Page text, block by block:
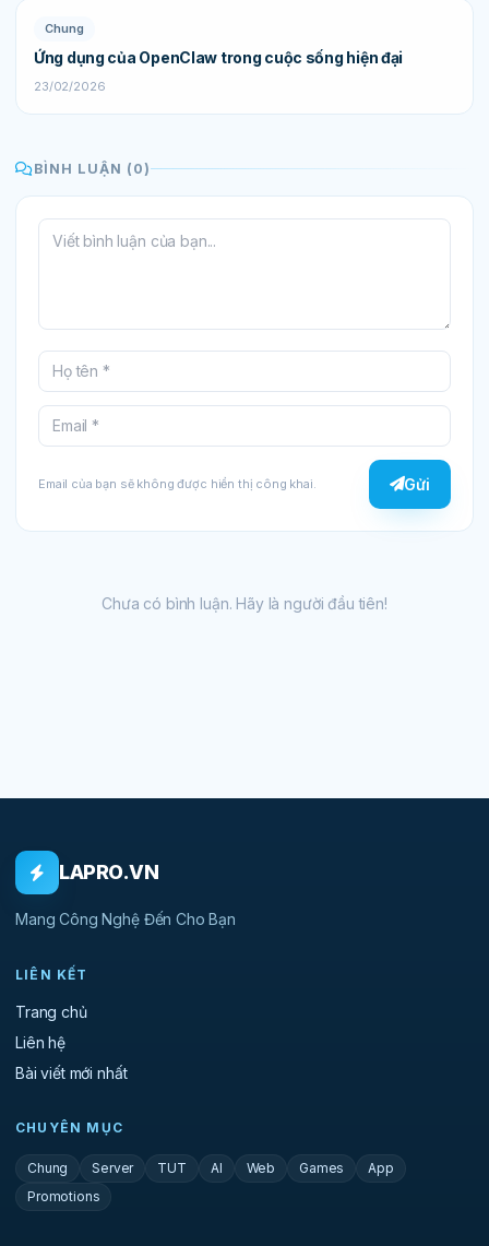
Chung
Ứng dụng của OpenClaw trong cuộc sống hiện đại
23/02/2026
BÌNH LUẬN (0)
Email của bạn sẽ không được hiển thị công khai. Gửi
Chưa có bình luận. Hãy là người đầu tiên!
LAPRO.VN
Mang Công Nghệ Đến Cho Bạn
LIÊN KẾT
Trang chủ
Liên hệ
Bài viết mới nhất
CHUYÊN MỤC
Chung Server TUT AI Web Games
App
Promotions